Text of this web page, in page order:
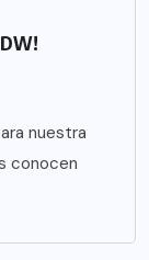
nuestra
conocen